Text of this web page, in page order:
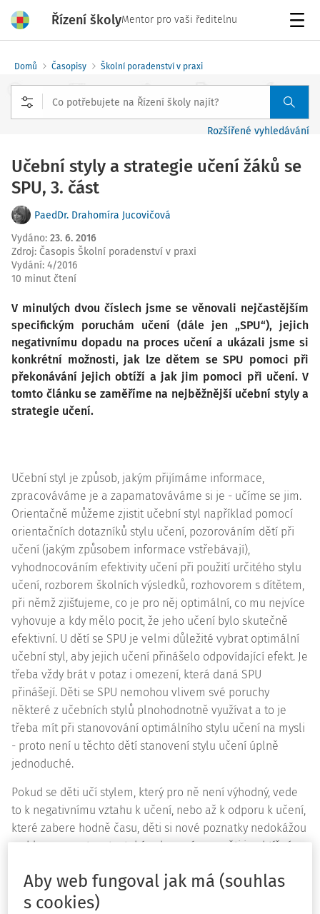
Řízení školyMentor pro vaši ředitelnu
Domů Časopisy Školní poradenství v praxi
Rozšířené vyhledávání
Učební styly a strategie učení žáků se
SPU, 3. část
PaedDr. Drahomíra Jucovičová
Vydáno: 23. 6. 2016
Zdroj: Časopis Školní poradenství v praxi
Vydání: 4/2016
10 minut čtení
V minulých dvou číslech jsme se věnovali nejčastějším
specifickým poruchám učení (dále jen „SPU“), jejich
negativnímu dopadu na proces učení a ukázali jsme si
konkrétní možnosti, jak lze dětem se SPU pomoci při
překonávání jejich obtíží a jak jim pomoci při učení. V
tomto článku se zaměříme na nejběžnější učební styly a
strategie učení.
Učební styl je způsob, jakým přijímáme informace,
zpracováváme je a zapamatováváme si je - učíme se jim.
Orientačně můžeme zjistit učební styl například pomocí
orientačních dotazníků stylu učení, pozorováním dětí při
učení (jakým způsobem informace vstřebávají),
vyhodnocováním efektivity učení při použití určitého stylu
učení, rozborem školních výsledků, rozhovorem s dítětem,
při němž zjišťujeme, co je pro něj optimální, co mu nejvíce
vyhovuje a kdy mělo pocit, že jeho učení bylo skutečně
efektivní. U dětí se SPU je velmi důležité vybrat optimální
učební styl, aby jejich učení přinášelo odpovídající efekt. Je
třeba vždy brát v potaz i omezení, která daná SPU
přinášejí. Děti se SPU nemohou vlivem své poruchy
některé z učebních stylů plnohodnotně využívat a to je
třeba mít při stanovování optimálního stylu učení na mysli
- proto není u těchto dětí stanovení stylu učení úplně
jednoduché.
Pokud se děti učí stylem, který pro ně není výhodný, vede
to k negativnímu vztahu k učení, nebo až k odporu k učení,
které zabere hodně času, děti si nové poznatky nedokážou
rychle zapamatovat a také vybavení z paměti je obtížné.
adekvátní výsledek. Pedagogové by proto měli dbát na to,
aby při výuce dávali dostatečný prostor k využívání
Aby web fungoval jak má (souhlas
s cookies)